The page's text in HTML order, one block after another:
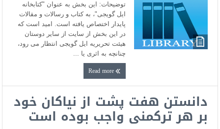
توضیحات: این بخش به عنوان "کتابخانه
ایل گویجی"، به کتاب و رسالات و مقالات
پایدار اختصاص یافته است. امید است که
در این بخش از سایت از سایر دوستان
هیئت تحریریه ایل گویجی انتظار می رود،
چنانچه به اثری یا ...
Read more
دانستن هفت پشت از نیاکان خود
بر هر ترکمنی واجب بوده است